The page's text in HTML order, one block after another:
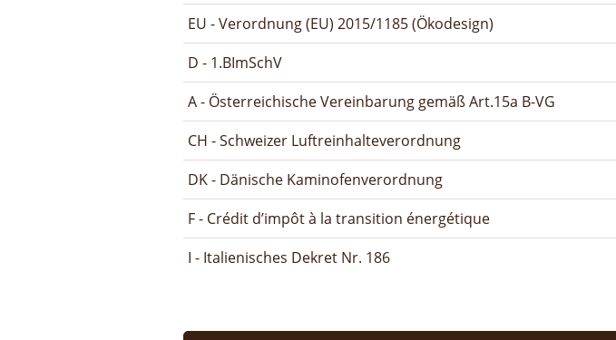
EU - Verordnung (EU) 2015/1185 (Ökodesign)
D - 1.BImSchV
A - Österreichische Vereinbarung gemäß Art.15a B-VG
CH - Schweizer Luftreinhalteverordnung
DK - Dänische Kaminofenverordnung
F - Crédit d’impôt à la transition énergétique
I - Italienisches Dekret Nr. 186